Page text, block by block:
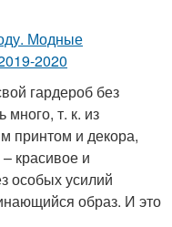
гардероб без
т. к. из
принтом и декора,
красивое и
особых усилий
образ. И это